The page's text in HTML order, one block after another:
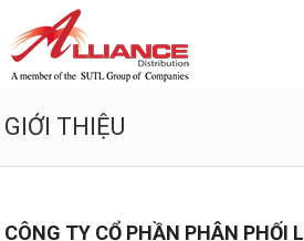
GIỚI THIỆU
CÔNG TY CỔ PHẦN PHÂN PHỐI